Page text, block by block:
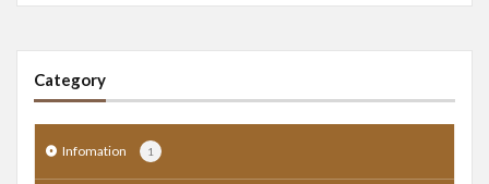
Category
Infomation 1